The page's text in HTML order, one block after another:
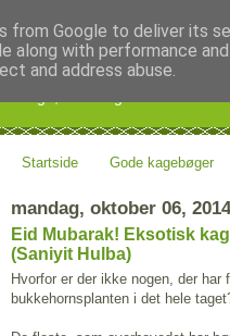
Kage! Kage!
Startside Gode kagebøger
mandag, oktober 06, 2014
Eid Mubarak! Eksotisk
(Saniyit Hulba)
Hvorfor er der ikke nogen, der
bukkehornsplanten i det hele
from Google to deliver its
along with performance
and address abuse.